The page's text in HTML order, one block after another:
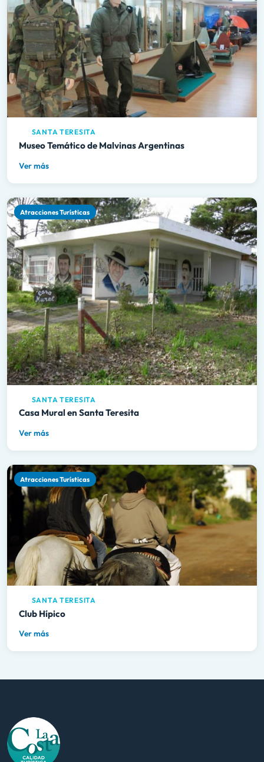
SANTA TERESITA
Museo Temático de Malvinas Argentinas
Ver más
Atracciones Turísticas
SANTA TERESITA
Casa Mural en Santa Teresita
Ver más
Atracciones Turísticas
SANTA TERESITA
Club Hípico
Ver más